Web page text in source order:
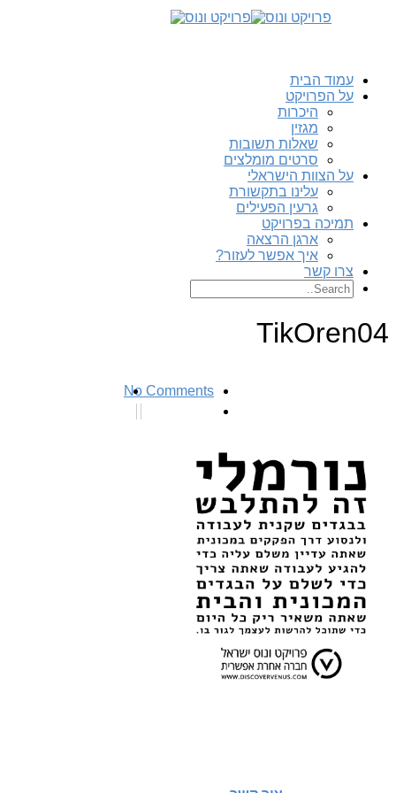
עמוד הבית
על הפרויקט
היכרות
מגזין
שאלות תשובות
סרטים מומלצים
על הצוות הישראלי
עלינו בתקשורת
גרעין הפעילים
תמיכה בפרויקט
ארגן הרצאה
איך אפשר לעזור?
צרו קשר
TikOren04
No Comments